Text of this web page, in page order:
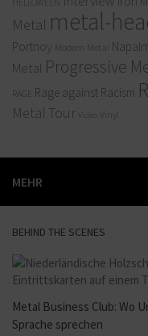
HELLOWEEN
Metal metal-
Portnoy Modern Metal
Metal Progressive
RAGE Rage against Racism
Metal Tour Video Vinyl
MEHR
BEHIND THE SCENES
Metal Business Club: Wo
Sprache sprechen